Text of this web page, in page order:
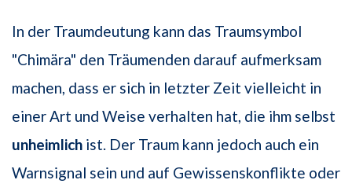
In der Traumdeutung kann das Traumsymbol
"Chimära" den Träumenden darauf aufmerksam
machen, dass er sich in letzter Zeit vielleicht in
einer Art und Weise verhalten hat, die ihm selbst
unheimlich ist. Der Traum kann jedoch auch ein
Warnsignal sein und auf Gewissenskonflikte oder